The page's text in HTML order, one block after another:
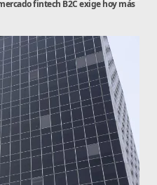
fintech B2C exige hoy más